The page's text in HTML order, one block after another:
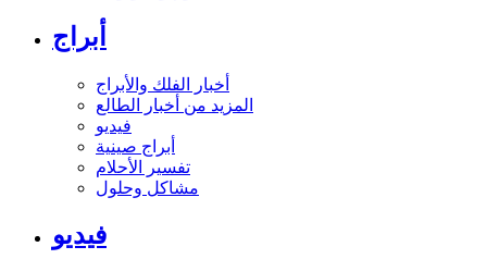
أبراج
أخبار الفلك والأبراج
المزيد من أخبار الطالع
فيديو
أبراج صينية
تفسير الأحلام
مشاكل وحلول
فيديو